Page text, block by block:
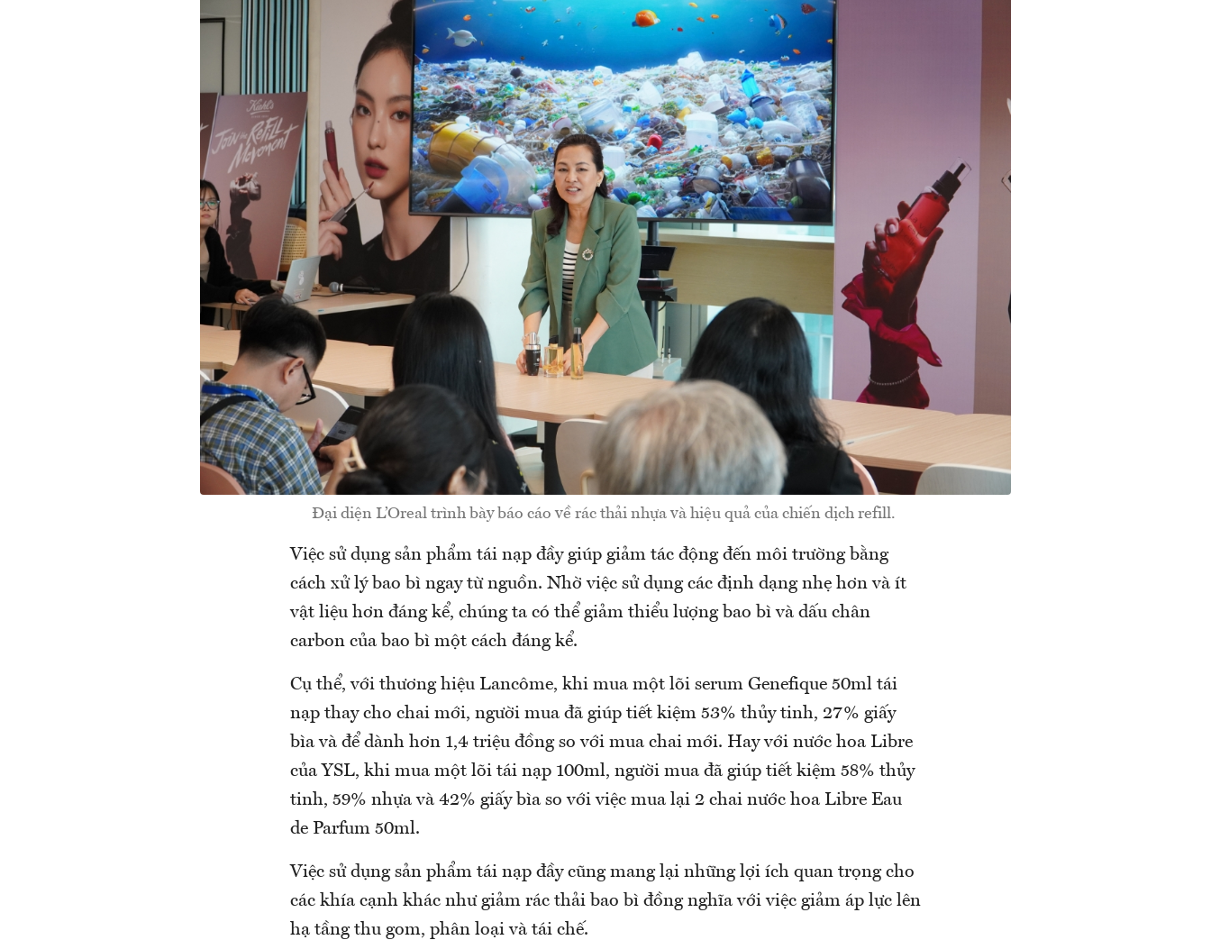
Đại diện L’Oreal trình bày báo cáo về rác thải nhựa và hiệu quả của chiến dịch refill.
Việc sử dụng sản phẩm tái nạp đầy giúp giảm tác động đến môi trường bằng
cách xử lý bao bì ngay từ nguồn. Nhờ việc sử dụng các định dạng nhẹ hơn và ít
vật liệu hơn đáng kể, chúng ta có thể giảm thiểu lượng bao bì và dấu chân
carbon của bao bì một cách đáng kể.
Cụ thể, với thương hiệu Lancôme, khi mua một lõi serum Genefique 50ml tái
nạp thay cho chai mới, người mua đã giúp tiết kiệm 53% thủy tinh, 27% giấy
bìa và để dành hơn 1,4 triệu đồng so với mua chai mới. Hay với nước hoa Libre
của YSL, khi mua một lõi tái nạp 100ml, người mua đã giúp tiết kiệm 58% thủy
tinh, 59% nhựa và 42% giấy bìa so với việc mua lại 2 chai nước hoa Libre Eau
de Parfum 50ml.
Việc sử dụng sản phẩm tái nạp đầy cũng mang lại những lợi ích quan trọng cho
các khía cạnh khác như giảm rác thải bao bì đồng nghĩa với việc giảm áp lực lên
hạ tầng thu gom, phân loại và tái chế.